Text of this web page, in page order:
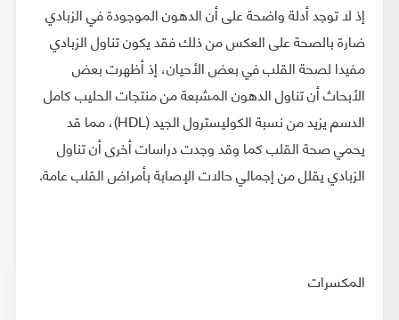
إذ لا توجد أدلة واضحة على أن الدهون الموجودة في الزبادي
ضارة بالصحة على العكس من ذلك فقد يكون تناول الزبادي
مفيدا لصحة القلب في بعض الأحيان، إذ أظهرت بعض
الأبحاث أن تناول الدهون المشبعة من منتجات الحليب كامل
الدسم يزيد من نسبة الكوليسترول الجيد (HDL)، مما قد
يحمي صحة القلب كما وقد وجدت دراسات أخرى أن تناول
الزبادي يقلل من إجمالي حالات الإصابة بأمراض القلب عامة.
المكسرات